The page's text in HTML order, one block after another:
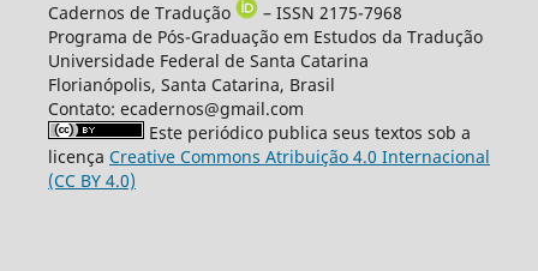
Cadernos de Tradução
– ISSN 2175-7968
Programa de Pós-Graduação em Estudos da Tradução
Universidade Federal de Santa Catarina
Florianópolis, Santa Catarina, Brasil
Contato: ecadernos@gmail.com
Este periódico publica seus textos sob a
licença Creative Commons Atribuição 4.0 Internacional
(CC BY 4.0)